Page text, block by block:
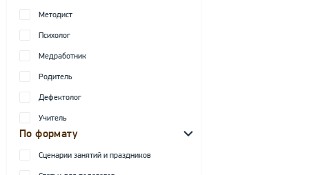
Методист
Психолог
Медработник
Родитель
Дефектолог
Учитель
По формату
Сценарии занятий и праздников